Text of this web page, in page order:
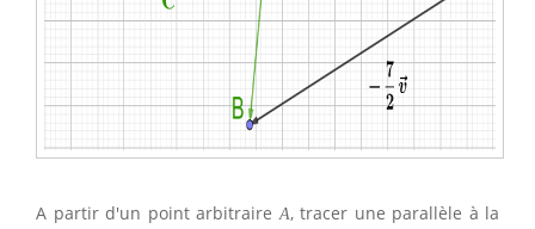
A partir d'un point arbitraireA, tracer une parallèle à la